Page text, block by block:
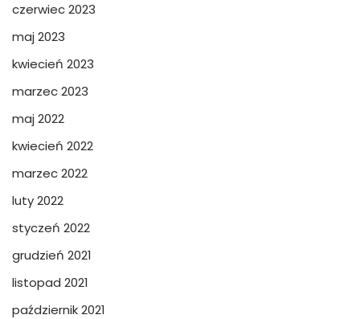
czerwiec 2023
maj 2023
kwiecień 2023
marzec 2023
maj 2022
kwiecień 2022
marzec 2022
luty 2022
styczeń 2022
grudzień 2021
listopad 2021
październik 2021